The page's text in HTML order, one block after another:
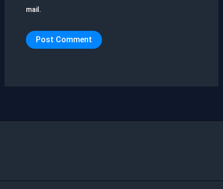
mail.